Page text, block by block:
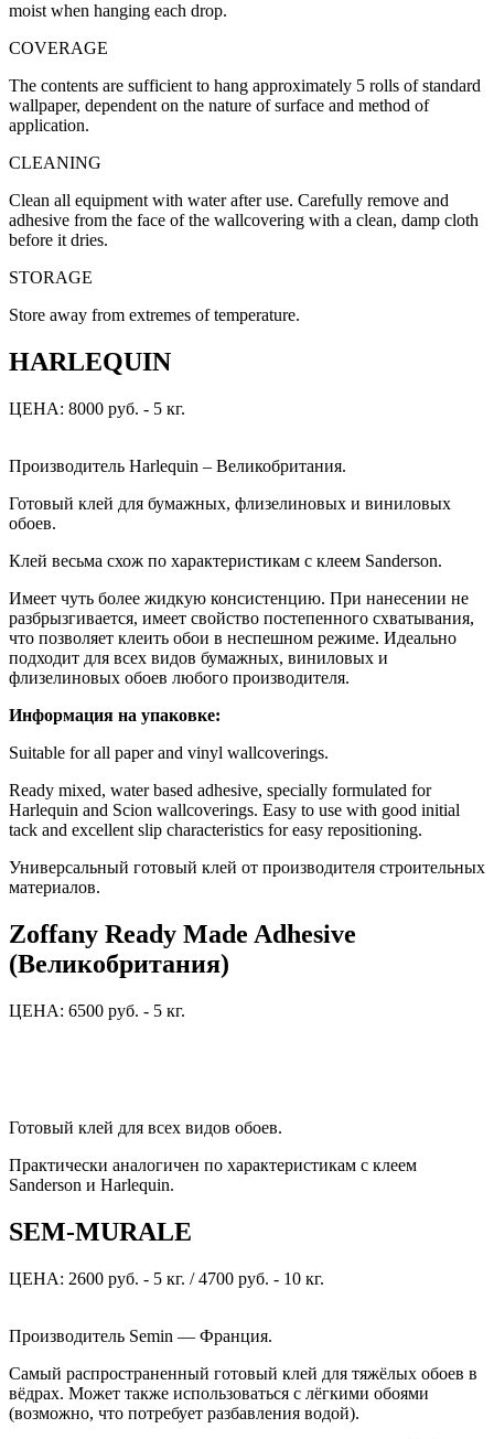
moist when hanging each drop.
COVERAGE
The contents are sufficient to hang approximately 5 rolls of standard
wallpaper, dependent on the nature of surface and method of
application.
CLEANING
Clean all equipment with water after use. Carefully remove and
adhesive from the face of the wallcovering with a clean, damp cloth
before it dries.
STORAGE
Store away from extremes of temperature.
HARLEQUIN
ЦЕНА: 8000 руб. - 5 кг.
Производитель Harlequin – Великобритания.
Готовый клей для бумажных, флизелиновых и виниловых
обоев.
Клей весьма схож по характеристикам с клеем Sanderson.
Имеет чуть более жидкую консистенцию. При нанесении не
разбрызгивается, имеет свойство постепенного схватывания,
что позволяет клеить обои в неспешном режиме. Идеально
подходит для всех видов бумажных, виниловых и
флизелиновых обоев любого производителя.
Информация на упаковке:
Suitable for all paper and vinyl wallcoverings.
Ready mixed, water based adhesive, specially formulated for
Harlequin and Scion wallcoverings. Easy to use with good initial
tack and excellent slip characteristics for easy repositioning.
Универсальный готовый клей от производителя строительных
материалов.
Zoffany Ready Made Adhesive
(Великобритания)
ЦЕНА: 6500 руб. - 5 кг.
Готовый клей для всех видов обоев.
Практически аналогичен по характеристикам с клеем
Sanderson и Harlequin.
SEM-MURALE
ЦЕНА: 2600 руб. - 5 кг. / 4700 руб. - 10 кг.
Производитель Semin — Франция.
Самый распространенный готовый клей для тяжёлых обоев в
вёдрах. Может также использоваться с лёгкими обоями
(возможно, что потребует разбавления водой).